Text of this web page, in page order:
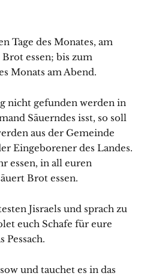
Tage des Monates, am
essen; bis zum
Monats am Abend.
nicht gefunden werden in
Säuerndes isst, so soll
aus der Gemeinde
Eingeborener des Landes.
essen, in all euren
Brot essen.
Jisraels und sprach zu
euch Schafe für eure
Pessach.
und tauchet es in das